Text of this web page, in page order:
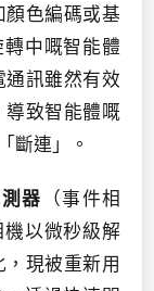
色編碼或基
中嘅智能體
訊雖然有效
致智能體嘅
斷連」。
器 （事件相
機以微秒級解
現被重新用